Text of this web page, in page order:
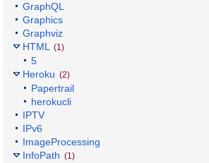
GraphQL
Graphics
Graphviz
HTML (1)
5
Heroku (2)
Papertrail
herokucli
IPTV
IPv6
ImageProcessing
InfoPath (1)